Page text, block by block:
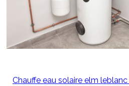
Chauffe eau solaire elm